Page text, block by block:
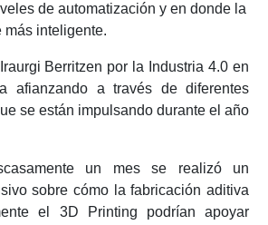
de automatización y en donde la
más inteligente.
Berritzen por la Industria 4.0 en
afianzando a través de diferentes
se están impulsando durante el año
un mes se realizó un
sobre cómo la fabricación aditiva
el 3D Printing podrían apoyar